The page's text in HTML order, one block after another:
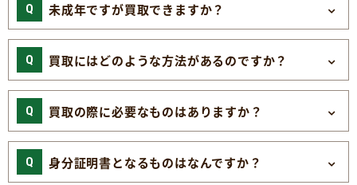
未成年ですが買取できますか？
買取にはどのような方法があるのですか？
買取の際に必要なものはありますか？
身分証明書となるものはなんですか？